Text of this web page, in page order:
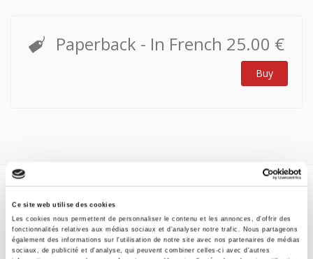
Ce site web utilise des cookies
Les cookies nous permettent de personnaliser le contenu et les annonces, d'offrir des
fonctionnalités relatives aux médias sociaux et d'analyser notre trafic. Nous partageons
également des informations sur l'utilisation de notre site avec nos partenaires de médias
sociaux, de publicité et d'analyse, qui peuvent combiner celles-ci avec d'autres
Paperback - In French 25.00 €
Buy
Specifications
Formats